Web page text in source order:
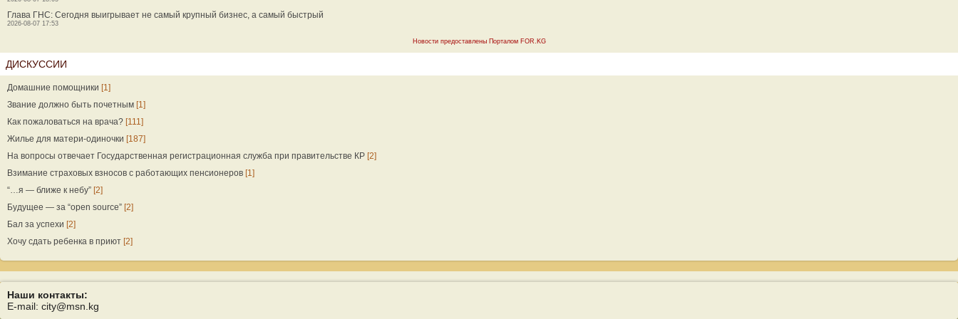
Глава ГНС: Сегодня выигрывает не самый крупный бизнес, а самый быстрый
2026-08-07 17:53
Новости предоставлены Порталом FOR.KG
ДИСКУССИИ
Домашние помощники [1]
Звание должно быть почетным [1]
Как пожаловаться на врача? [111]
Жилье для матери-одиночки [187]
На вопросы отвечает Государственная регистрационная служба при правительстве КР [2]
Взимание страховых взносов с работающих пенсионеров [1]
“…я — ближе к небу” [2]
Будущее — за “open source” [2]
Бал за успехи [2]
Хочу сдать ребенка в приют [2]
Наши контакты:
E-mail: city@msn.kg